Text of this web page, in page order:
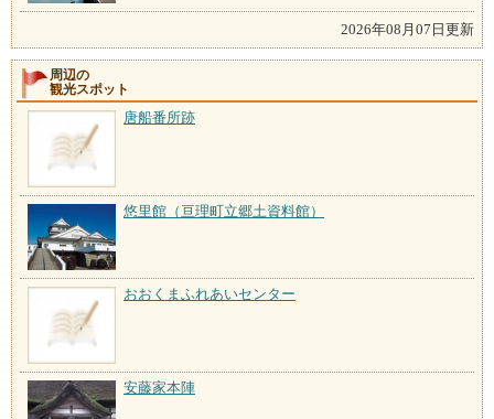
2026年08月07日更新
周辺の
観光スポット
唐船番所跡
悠里館（亘理町立郷土資料館）
おおくまふれあいセンター
安藤家本陣